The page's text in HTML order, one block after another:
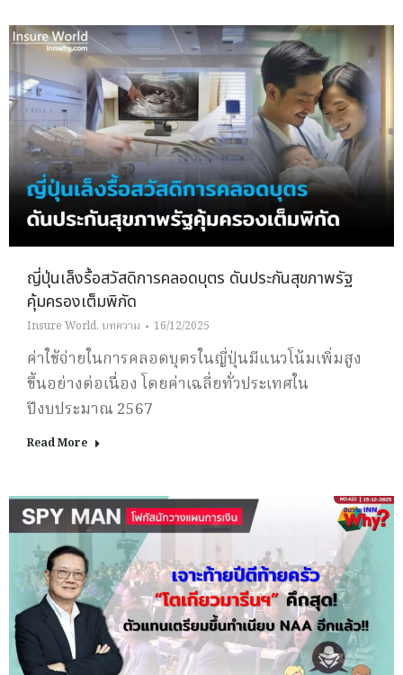
ญี่ปุ่นเล็งรื้อสวัสดิการคลอดบุตร ดันประกันสุขภาพรัฐ
คุ้มครองเต็มพิกัด
Insure World, บทความ 16/12/2025
ค่าใช้จ่ายในการคลอดบุตรในญี่ปุ่นมีแนวโน้มเพิ่มสูง
ขึ้นอย่างต่อเนื่อง โดยค่าเฉลี่ยทั่วประเทศใน
ปีงบประมาณ 2567
Read More